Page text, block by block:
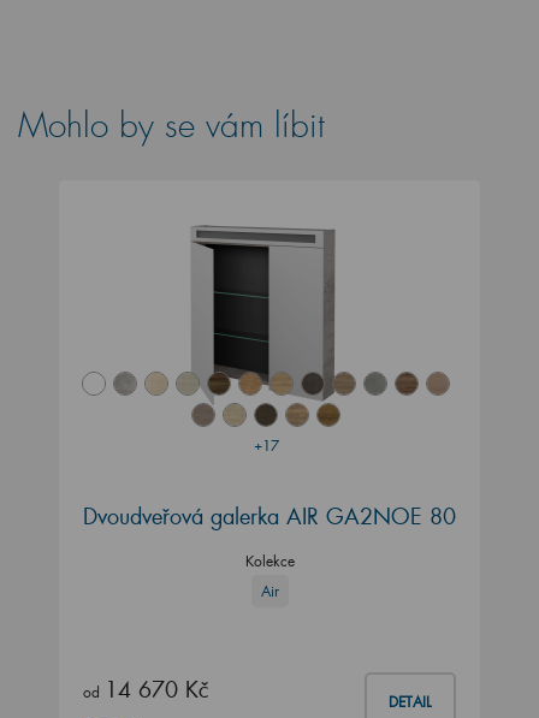
Mohlo by se vám líbit
+17
Dvoudveřová galerka AIR GA2NOE 80
Kolekce
Air
od 14 670 Kč DETAIL